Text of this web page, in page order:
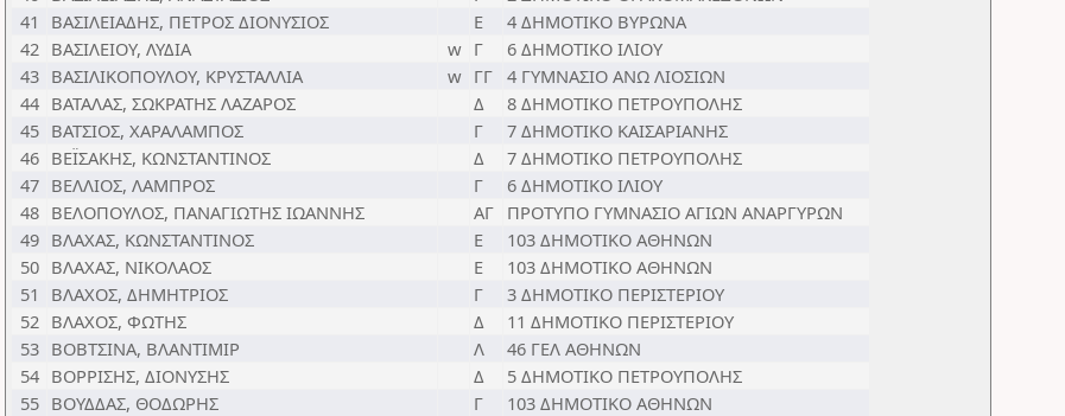
41
ΒΑΣΙΛΕΙΑΔΗΣ, ΠΕΤΡΟΣ ΔΙΟΝΥΣΙΟΣ Ε
4 ΔΗΜΟΤΙΚΟ ΒΥΡΩΝΑ
42 ΒΑΣΙΛΕΙΟΥ, ΛΥΔΙΑ w Γ
6 ΔΗΜΟΤΙΚΟ ΙΛΙΟΥ
43 ΒΑΣΙΛΙΚΟΠΟΥΛΟΥ, ΚΡΥΣΤΑΛΛΙΑ w ΓΓ 4 ΓΥΜΝΑΣΙΟ ΑΝΩ ΛΙΟΣΙΩΝ
44 ΒΑΤΑΛΑΣ, ΣΩΚΡΑΤΗΣ ΛΑΖΑΡΟΣ Δ
8 ΔΗΜΟΤΙΚΟ ΠΕΤΡΟΥΠΟΛΗΣ
45 ΒΑΤΣΙΟΣ, ΧΑΡΑΛΑΜΠΟΣ Γ
7 ΔΗΜΟΤΙΚΟ ΚΑΙΣΑΡΙΑΝΗΣ
46 ΒΕΪΣΑΚΗΣ, ΚΩΝΣΤΑΝΤΙΝΟΣ Δ
7 ΔΗΜΟΤΙΚΟ ΠΕΤΡΟΥΠΟΛΗΣ
47 ΒΕΛΛΙΟΣ, ΛΑΜΠΡΟΣ Γ
6 ΔΗΜΟΤΙΚΟ ΙΛΙΟΥ
48 ΒΕΛΟΠΟΥΛΟΣ, ΠΑΝΑΓΙΩΤΗΣ ΙΩΑΝΝΗΣ ΑΓ ΠΡΟΤΥΠΟ ΓΥΜΝΑΣΙΟ ΑΓΙΩΝ ΑΝΑΡΓΥΡΩΝ
49 ΒΛΑΧΑΣ, ΚΩΝΣΤΑΝΤΙΝΟΣ Ε
103 ΔΗΜΟΤΙΚΟ ΑΘΗΝΩΝ
50 ΒΛΑΧΑΣ, ΝΙΚΟΛΑΟΣ Ε
103 ΔΗΜΟΤΙΚΟ ΑΘΗΝΩΝ
51
ΒΛΑΧΟΣ, ΔΗΜΗΤΡΙΟΣ Γ
3 ΔΗΜΟΤΙΚΟ ΠΕΡΙΣΤΕΡΙΟΥ
52 ΒΛΑΧΟΣ, ΦΩΤΗΣ Δ
11 ΔΗΜΟΤΙΚΟ ΠΕΡΙΣΤΕΡΙΟΥ
53 ΒΟΒΤΣΙΝΑ, ΒΛΑΝΤΙΜΙΡ Λ
46 ΓΕΛ ΑΘΗΝΩΝ
54 ΒΟΡΡΙΣΗΣ, ΔΙΟΝΥΣΗΣ Δ
5 ΔΗΜΟΤΙΚΟ ΠΕΤΡΟΥΠΟΛΗΣ
55 ΒΟΥΔΔΑΣ, ΘΟΔΩΡΗΣ Γ
103 ΔΗΜΟΤΙΚΟ ΑΘΗΝΩΝ